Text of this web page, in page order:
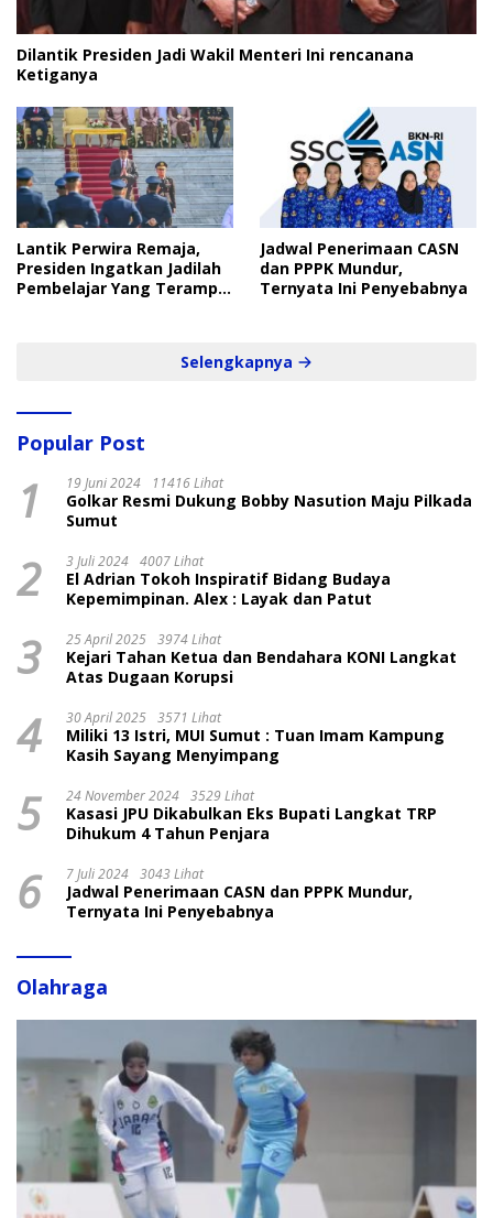
Dilantik Presiden Jadi Wakil Menteri Ini rencanana
Ketiganya
Lantik Perwira Remaja,
Presiden Ingatkan Jadilah
Pembelajar Yang Terampil
Jadwal Penerimaan CASN
dan PPPK Mundur,
Ternyata Ini Penyebabnya
Selengkapnya
Popular Post
1 19 Juni 2024 11416 Lihat
Golkar Resmi Dukung Bobby Nasution Maju Pilkada
Sumut
2 3 Juli 2024 4007 Lihat
El Adrian Tokoh Inspiratif Bidang Budaya
Kepemimpinan. Alex : Layak dan Patut
3 25 April 2025 3974 Lihat
Kejari Tahan Ketua dan Bendahara KONI Langkat
Atas Dugaan Korupsi
4 30 April 2025 3571 Lihat
Miliki 13 Istri, MUI Sumut : Tuan Imam Kampung
Kasih Sayang Menyimpang
5 24 November 2024 3529 Lihat
Kasasi JPU Dikabulkan Eks Bupati Langkat TRP
Dihukum 4 Tahun Penjara
6 7 Juli 2024 3043 Lihat
Jadwal Penerimaan CASN dan PPPK Mundur,
Ternyata Ini Penyebabnya
Olahraga